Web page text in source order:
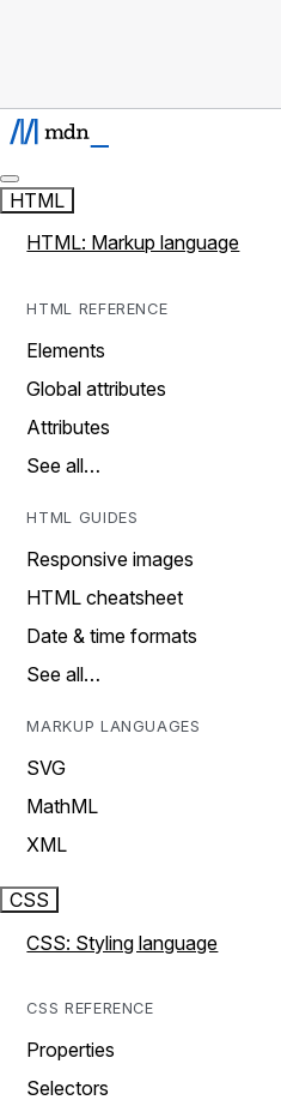
HTML
HTML: Markup language
HTML REFERENCE
Elements
Global attributes
Attributes
See all…
HTML GUIDES
Responsive images
HTML cheatsheet
Date & time formats
See all…
MARKUP LANGUAGES
SVG
MathML
XML
CSS
CSS: Styling language
CSS REFERENCE
Properties
Selectors